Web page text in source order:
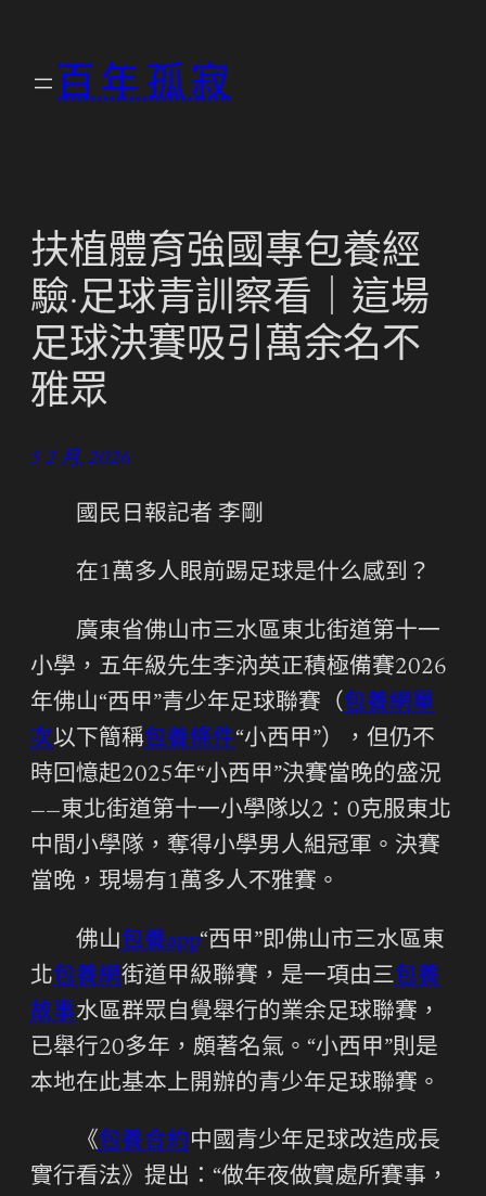
百年孤寂
扶植體育強國專包養經
驗·足球青訓察看｜這場
足球決賽吸引萬余名不
雅眾
5 2 月, 2026
國民日報記者 李剛
在1萬多人眼前踢足球是什么感到？
廣東省佛山市三水區東北街道第十一
小學，五年級先生李汭英正積極備賽2026
年佛山“西甲”青少年足球聯賽（包養網單
次以下簡稱包養條件“小西甲”），但仍不
時回憶起2025年“小西甲”決賽當晚的盛況
——東北街道第十一小學隊以2∶0克服東北
中間小學隊，奪得小學男人組冠軍。決賽
當晚，現場有1萬多人不雅賽。
佛山 包養app“西甲”即佛山市三水區東
北包養網街道甲級聯賽，是一項由三包養
故事水區群眾自覺舉行的業余足球聯賽，
已舉行20多年，頗著名氣。“小西甲”則是
本地在此基本上開辦的青少年足球聯賽。
《包養合約中國青少年足球改造成長
實行看法》提出：“做年夜做實處所賽事，